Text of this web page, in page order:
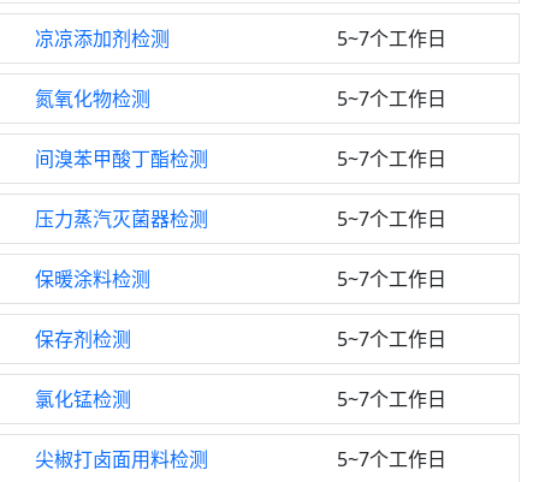
凉凉添加剂检测 5~7个工作日
氮氧化物检测 5~7个工作日
间溴苯甲酸丁酯检测 5~7个工作日
压力蒸汽灭菌器检测 5~7个工作日
保暖涂料检测 5~7个工作日
保存剂检测 5~7个工作日
氯化锰检测 5~7个工作日
尖椒打卤面用料检测 5~7个工作日